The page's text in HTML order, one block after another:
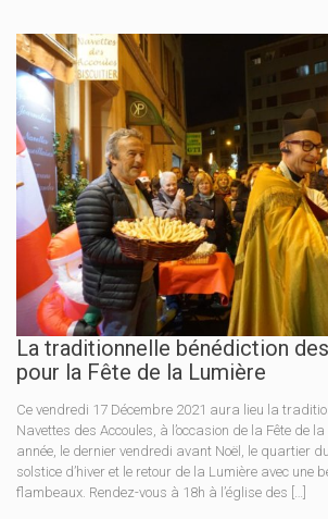
La traditionnelle bénédiction
pour la Fête de la Lumière
Ce vendredi 17 Décembre 2021 aura lieu la
Navettes des Accoules, à l’occasion de la Fête de
année, le dernier vendredi avant Noël, le quartier
solstice d’hiver et le retour de la Lumière avec une
flambeaux. Rendez-vous à 18h à l’église des […]